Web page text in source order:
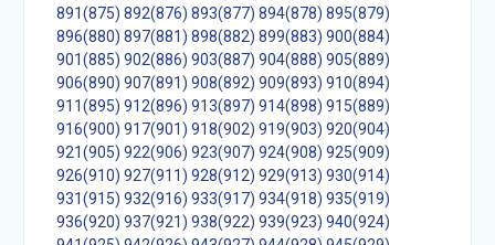
891(875) 892(876) 893(877) 894(878) 895(879)
896(880) 897(881) 898(882) 899(883) 900(884)
901(885) 902(886) 903(887) 904(888) 905(889)
906(890) 907(891) 908(892) 909(893) 910(894)
911(895) 912(896) 913(897) 914(898) 915(889)
916(900) 917(901) 918(902) 919(903) 920(904)
921(905) 922(906) 923(907) 924(908) 925(909)
926(910) 927(911) 928(912) 929(913) 930(914)
931(915) 932(916) 933(917) 934(918) 935(919)
936(920) 937(921) 938(922) 939(923) 940(924)